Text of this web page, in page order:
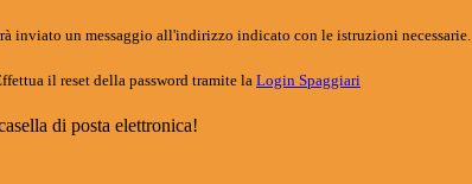
inviato un messaggio all'indirizzo indicato con le istruzioni necessarie.
il reset della password tramite la Login Spaggiari
di posta elettronica!